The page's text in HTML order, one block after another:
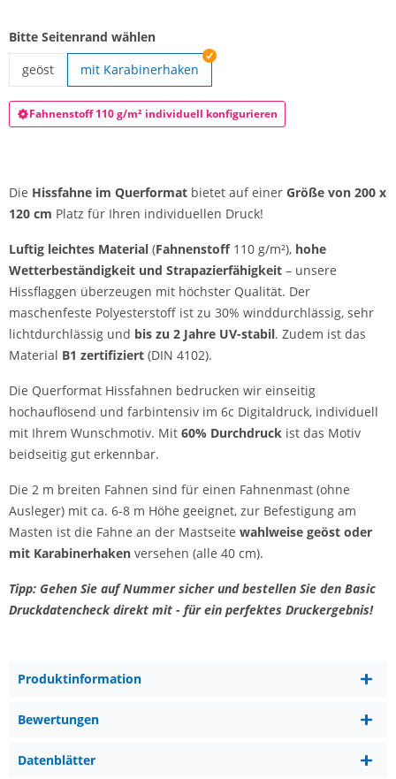
Bitte Seitenrand wählen
geöst
mit Karabinerhaken
Fahnenstoff 110 g/m² individuell konfigurieren
Die Hissfahne im Querformat bietet auf einer Größe von 200 x
120 cm Platz für Ihren individuellen Druck!
Luftig leichtes Material (Fahnenstoff110 g/m²), hohe
Wetterbeständigkeit und Strapazierfähigkeit – unsere
Hissflaggen überzeugen mit höchster Qualität. Der
maschenfeste Polyesterstoff ist zu 30% winddurchlässig, sehr
lichtdurchlässig und bis zu 2 Jahre UV-stabil. Zudem ist das
Material B1 zertifiziert (DIN 4102).
Die Querformat Hissfahnen bedrucken wir einseitig
hochauflösend und farbintensiv im 6c Digitaldruck, individuell
mit Ihrem Wunschmotiv. Mit 60% Durchdruck ist das Motiv
beidseitig gut erkennbar.
Die 2 m breiten Fahnen sind für einen Fahnenmast (ohne
Ausleger) mit ca. 6-8 m Höhe geeignet, zur Befestigung am
Masten ist die Fahne an der Mastseite wahlweise geöst oder
mit Karabinerhaken versehen (alle 40 cm).
Tipp: Gehen Sie auf Nummer sicher und bestellen Sie den Basic
Druckdatencheck direkt mit - für ein perfektes Druckergebnis!
Produktinformation
Bewertungen
Datenblätter